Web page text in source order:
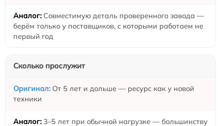
Совместимую деталь проверенного завода —
берём только у поставщиков, с которыми работаем не
первый год
Сколько прослужит
От 5 лет и дольше — ресурс как у новой
техники
3–5 лет при обычной нагрузке — большинству